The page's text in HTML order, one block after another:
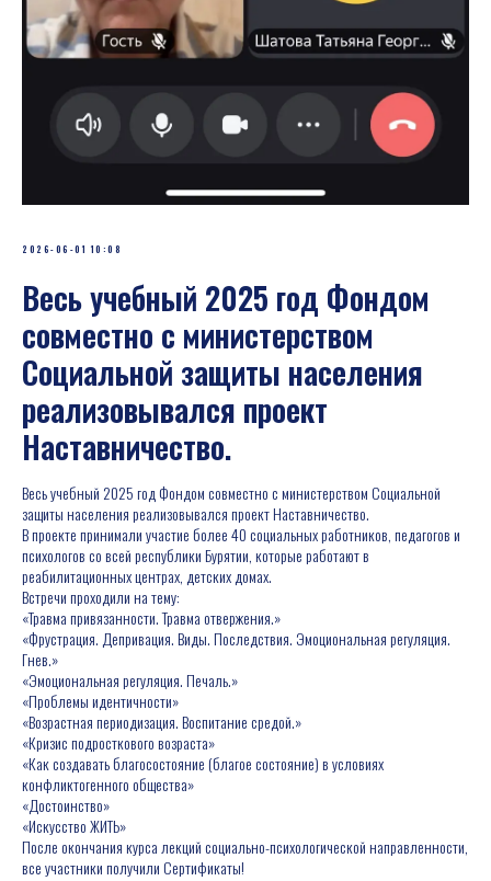
2026-06-01 10:08
Весь учебный 2025 год Фондом
совместно с министерством
Социальной защиты населения
реализовывался проект
Наставничество.
Весь учебный 2025 год Фондом совместно с министерством Социальной
защиты населения реализовывался проект Наставничество.
В проекте принимали участие более 40 социальных работников, педагогов и
психологов со всей республики Бурятии, которые работают в
реабилитационных центрах, детских домах.
Встречи проходили на тему:
«Травма привязанности. Травма отвержения.»
«Фрустрация. Депривация. Виды. Последствия. Эмоциональная регуляция.
Гнев.»
«Эмоциональная регуляция. Печаль.»
«Проблемы идентичности»
«Возрастная периодизация. Воспитание средой.»
«Кризис подросткового возраста»
«Как создавать благосостояние (благое состояние) в условиях
конфликтогенного общества»
«Достоинство»
«Искусство ЖИТЬ»
После окончания курса лекций социально-психологической направленности,
все участники получили Сертификаты!